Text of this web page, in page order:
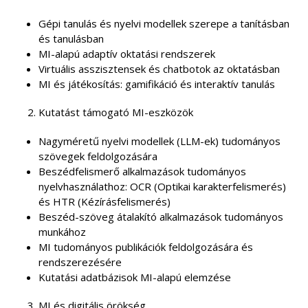
Gépi tanulás és nyelvi modellek szerepe a tanításban
és tanulásban
MI-alapú adaptív oktatási rendszerek
Virtuális asszisztensek és chatbotok az oktatásban
MI és játékosítás: gamifikáció és interaktív tanulás
Kutatást támogató MI-eszközök
Nagyméretű nyelvi modellek (LLM-ek) tudományos
szövegek feldolgozására
Beszédfelismerő alkalmazások tudományos
nyelvhasználathoz: OCR (Optikai karakterfelismerés)
és HTR (Kézírásfelismerés)
Beszéd-szöveg átalakító alkalmazások tudományos
munkához
MI tudományos publikációk feldolgozására és
rendszerezésére
Kutatási adatbázisok MI-alapú elemzése